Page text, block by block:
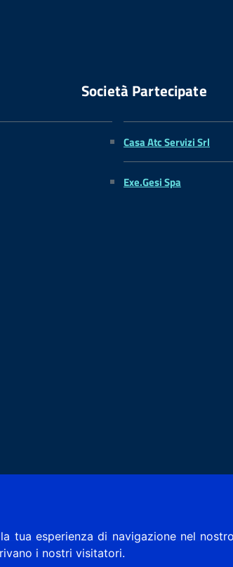
tua esperienza di navigazione nel
i nostri visitatori.
Società Partecipate
Casa Atc Servizi Srl
Exe.Gesi Spa